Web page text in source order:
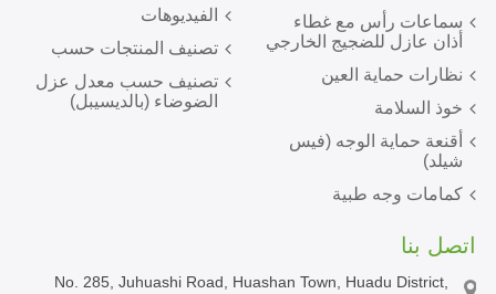
الفيديوهات
تصنيف المنتجات حسب
تصنيف حسب معدل عزل
الضوضاء (بالديسيبل)
سماعات رأس مع غطاء
أذان عازل للضجيج الخارجي
نظارات حماية العين
خوذ السلامة
أقنعة حماية الوجه (فيس
شيلد)
كمامات وجه طبية
اتصل بنا
No. 285, Juhuashi Road, Huashan Town, Huadu District,